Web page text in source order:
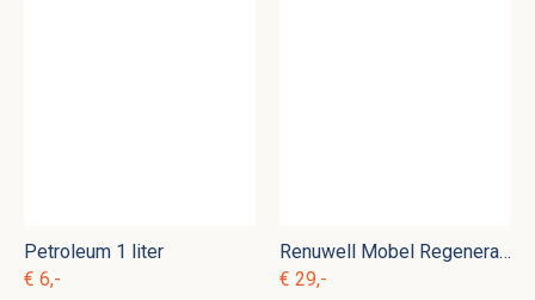
Petroleum 1 liter
€ 6,-
Renuwell Mobel Regenerator 1 liter
€ 29,-